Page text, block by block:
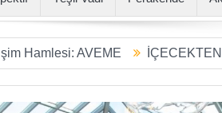
AVEME İÇECEKTEN ARA